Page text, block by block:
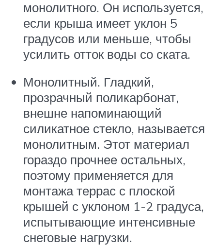
монолитного. Он используется,
если крыша имеет уклон 5
градусов или меньше, чтобы
усилить отток воды со ската.
Монолитный. Гладкий,
прозрачный поликарбонат,
внешне напоминающий
силикатное стекло, называется
монолитным. Этот материал
гораздо прочнее остальных,
поэтому применяется для
монтажа террас с плоской
крышей с уклоном 1-2 градуса,
испытывающие интенсивные
снеговые нагрузки.